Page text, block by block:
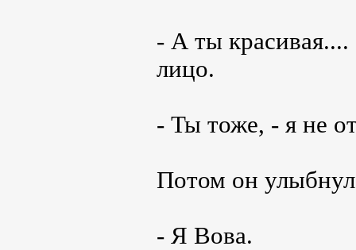
- А ты красивая....
лицо.
- Ты тоже, - я не
Потом он
- Я Вова.